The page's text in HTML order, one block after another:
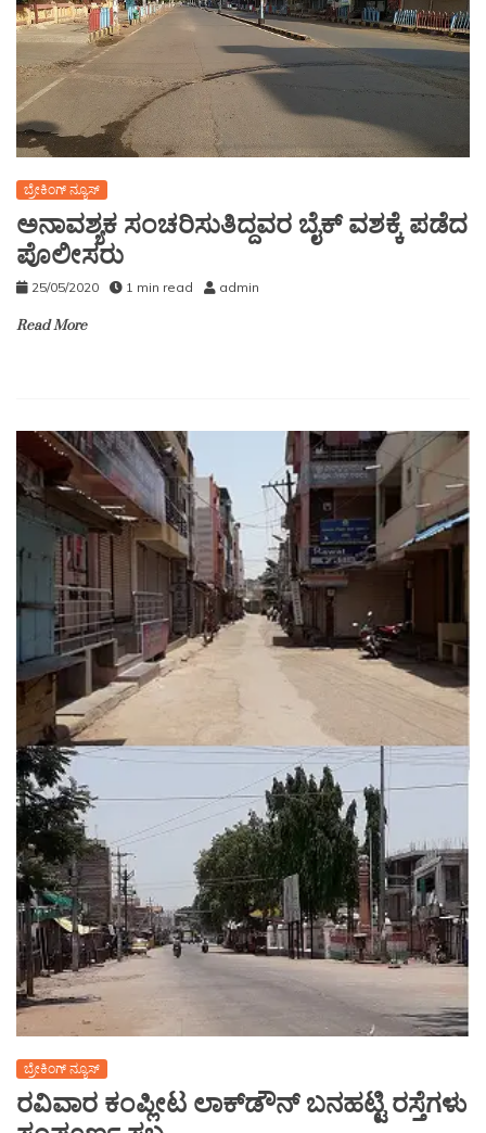
ಬ್ರೇಕಿಂಗ್ ನ್ಯೂಸ್
ಅನಾವಶ್ಯಕ ಸಂಚರಿಸುತಿದ್ದವರ ಬೈಕ್ ವಶಕ್ಕೆ ಪಡೆದ
ಪೊಲೀಸರು
25/05/2020 1 min read admin
Read More
ಬ್ರೇಕಿಂಗ್ ನ್ಯೂಸ್
ರವಿವಾರ ಕಂಪ್ಲೀಟ ಲಾಕ್‌ಡೌನ್ ಬನಹಟ್ಟಿ ರಸ್ತೆಗಳು